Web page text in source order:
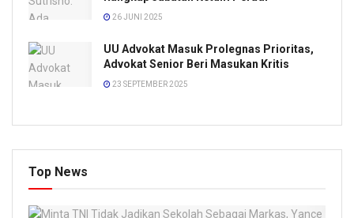
26 JUNI 2025
UU Advokat Masuk Prolegnas Prioritas,
Advokat Senior Beri Masukan Kritis
23 SEPTEMBER 2025
Top News